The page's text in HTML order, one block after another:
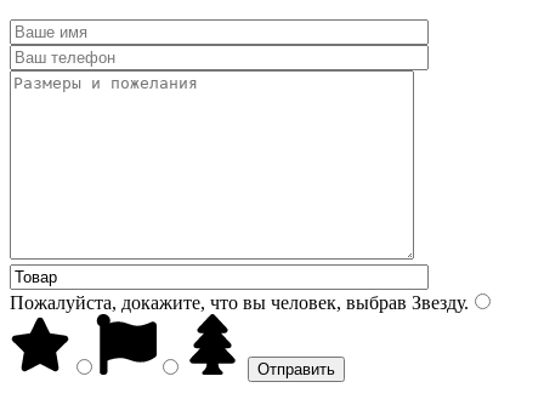
Пожалуйста, докажите, что вы человек, выбрав Звезду.